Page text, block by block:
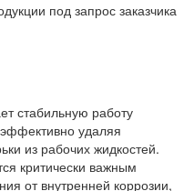
под запрос заказчика
стабильную работу
удаляя
из рабочих жидкостей.
критически важным
от внутренней коррозии,